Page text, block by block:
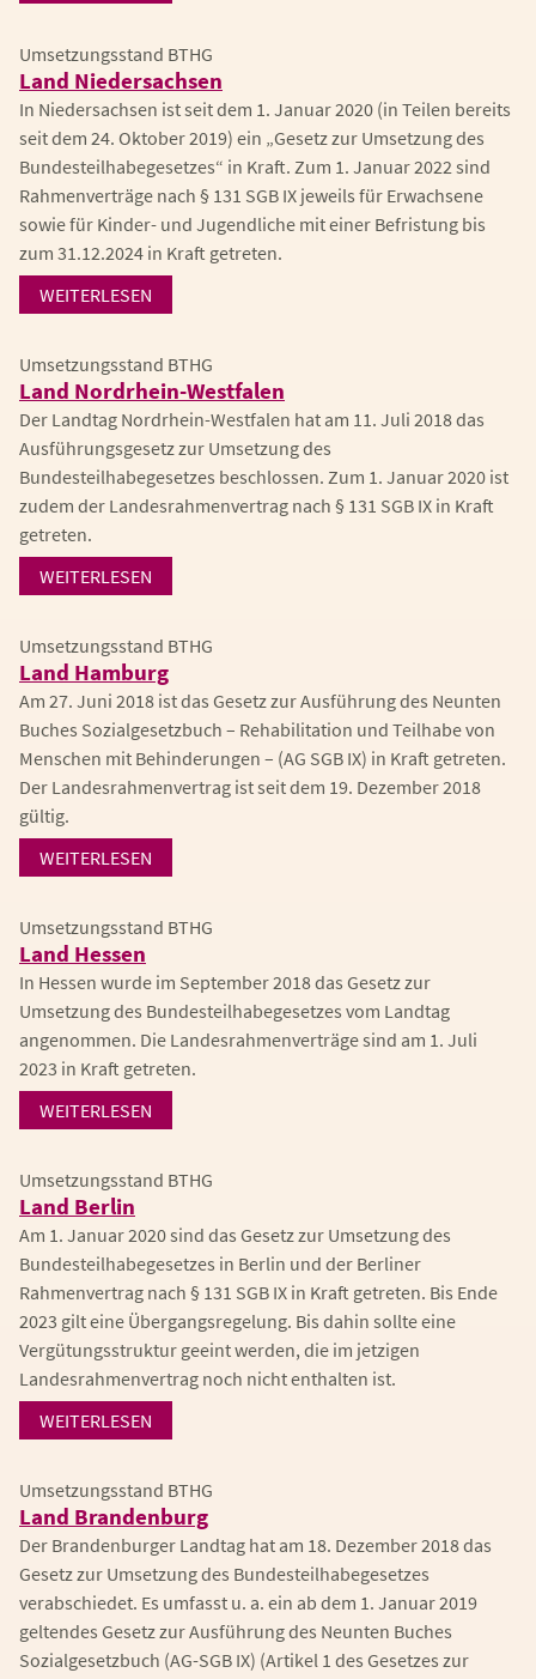
Umsetzungsstand BTHG
Land Niedersachsen
In Niedersachsen ist seit dem 1. Januar 2020 (in Teilen bereits
seit dem 24. Oktober 2019) ein „Gesetz zur Umsetzung des
Bundesteilhabegesetzes“ in Kraft. Zum 1. Januar 2022 sind
Rahmenverträge nach § 131 SGB IX jeweils für Erwachsene
sowie für Kinder- und Jugendliche mit einer Befristung bis
zum 31.12.2024 in Kraft getreten.
WEITERLESEN
Umsetzungsstand BTHG
Land Nordrhein-Westfalen
Der Landtag Nordrhein-Westfalen hat am 11. Juli 2018 das
Ausführungsgesetz zur Umsetzung des
Bundesteilhabegesetzes beschlossen. Zum 1. Januar 2020 ist
zudem der Landesrahmenvertrag nach § 131 SGB IX in Kraft
getreten.
WEITERLESEN
Umsetzungsstand BTHG
Land Hamburg
Am 27. Juni 2018 ist das Gesetz zur Ausführung des Neunten
Buches Sozialgesetzbuch – Rehabilitation und Teilhabe von
Menschen mit Behinderungen – (AG SGB IX) in Kraft getreten.
Der Landesrahmenvertrag ist seit dem 19. Dezember 2018
gültig.
WEITERLESEN
Umsetzungsstand BTHG
Land Hessen
In Hessen wurde im September 2018 das Gesetz zur
Umsetzung des Bundesteilhabegesetzes vom Landtag
angenommen. Die Landesrahmenverträge sind am 1. Juli
2023 in Kraft getreten.
WEITERLESEN
Umsetzungsstand BTHG
Land Berlin
Am 1. Januar 2020 sind das Gesetz zur Umsetzung des
Bundesteilhabegesetzes in Berlin und der Berliner
Rahmenvertrag nach § 131 SGB IX in Kraft getreten. Bis Ende
2023 gilt eine Übergangsregelung. Bis dahin sollte eine
Vergütungsstruktur geeint werden, die im jetzigen
Landesrahmenvertrag noch nicht enthalten ist.
WEITERLESEN
Umsetzungsstand BTHG
Land Brandenburg
Der Brandenburger Landtag hat am 18. Dezember 2018 das
Gesetz zur Umsetzung des Bundesteilhabegesetzes
verabschiedet. Es umfasst u. a. ein ab dem 1. Januar 2019
geltendes Gesetz zur Ausführung des Neunten Buches
Sozialgesetzbuch (AG-SGB IX) (Artikel 1 des Gesetzes zur